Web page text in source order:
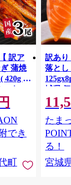
訳ア
蒲焼
420g )
タ
ナギ
い う
人気
るさ
円
でき
町
訳あり
落とし
城県
お刺し
生 生
鮭 銀
介
たま
る！
宮城